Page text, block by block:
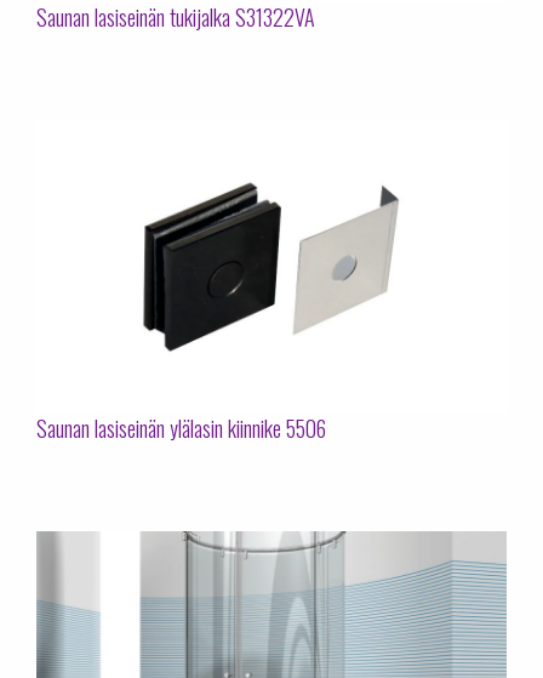
Saunan lasiseinän tukijalka S31322VA
Saunan lasiseinän ylälasin kiinnike 5506